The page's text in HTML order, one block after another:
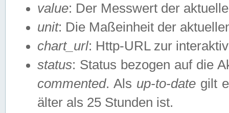
value: Der Messwert der
unit: Die Maßeinheit der
chart_url: Http-URL zur
status: Status bezogen auf die
commented. Als up-to-date gilt
älter als 25 Stunden ist.